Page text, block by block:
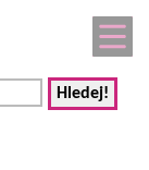
Hledej!